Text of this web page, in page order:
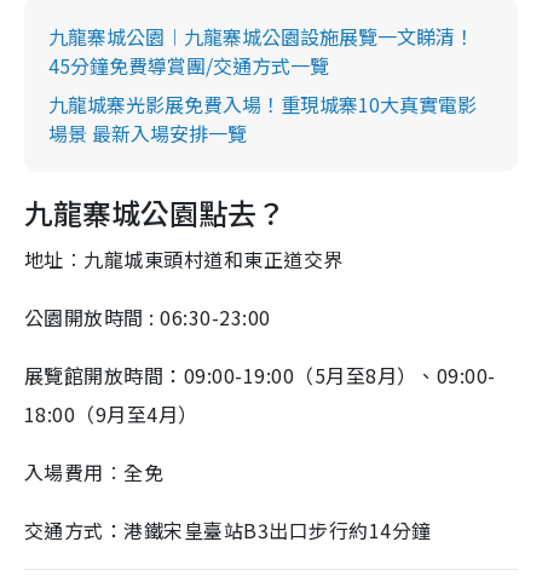
九龍寨城公園︱九龍寨城公園設施展覽一文睇清！
45分鐘免費導賞團/交通方式一覽
九龍城寨光影展免費入場！重現城寨10大真實電影
場景 最新入場安排一覽
九龍寨城公園點去？
地址︰九龍城東頭村道和東正道交界
公園開放時間 : 06:30-23:00
展覽館開放時間：09:00-19:00（5月至8月）、09:00-
18:00（9月至4月）
入場費用︰全免
交通方式：港鐵宋皇臺站B3出口步行約14分鐘